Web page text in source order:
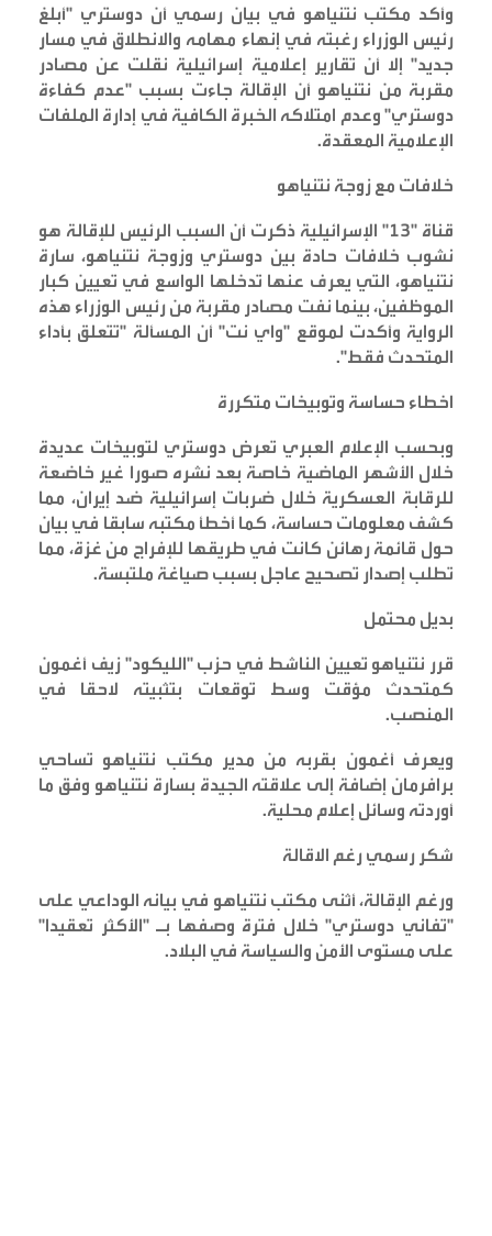
وأكد مكتب نتنياهو في بيان رسمي أن دوستري "أبلغ
رئيس الوزراء رغبته في إنهاء مهامه والانطلاق في مسار
جديد" إلا أن تقارير إعلامية إسرائيلية نقلت عن مصادر
مقربة من نتنياهو أن الإقالة جاءت بسبب "عدم كفاءة
دوستري" وعدم امتلاكه الخبرة الكافية في إدارة الملفات
الإعلامية المعقدة.
خلافات مع زوجة نتنياهو
قناة "13" الإسرائيلية ذكرت أن السبب الرئيس للإقالة هو
نشوب خلافات حادة بين دوستري وزوجة نتنياهو، سارة
نتنياهو، التي يعرف عنها تدخلها الواسع في تعيين كبار
الموظفين، بينما نفت مصادر مقربة من رئيس الوزراء هذه
الرواية وأكدت لموقع "واي نت" أن المسألة "تتعلق بأداء
المتحدث فقط".
اخطاء حساسة وتوبيخات متكررة
وبحسب الإعلام العبري تعرض دوستري لتوبيخات عديدة
خلال الأشهر الماضية خاصة بعد نشره صورا غير خاضعة
للرقابة العسكرية خلال ضربات إسرائيلية ضد إيران، مما
كشف معلومات حساسة، كما أخطأ مكتبه سابقا في بيان
حول قائمة رهائن كانت في طريقها للإفراج من غزة، مما
تطلب إصدار تصحيح عاجل بسبب صياغة ملتبسة.
بديل محتمل
قرر نتنياهو تعيين الناشط في حزب "الليكود" زيف أغمون
كمتحدث مؤقت وسط توقعات بتثبيته لاحقا في
المنصب.
ويعرف أغمون بقربه من مدير مكتب نتنياهو تساحي
برافرمان إضافة إلى علاقته الجيدة بسارة نتنياهو وفق ما
أوردته وسائل إعلام محلية.
شكر رسمي رغم الاقالة
ورغم الإقالة، أثنى مكتب نتنياهو في بيانه الوداعي على
"تفاني دوستري" خلال فترة وصفها بـ "الأكثر تعقيدا"
على مستوى الأمن والسياسة في البلاد.